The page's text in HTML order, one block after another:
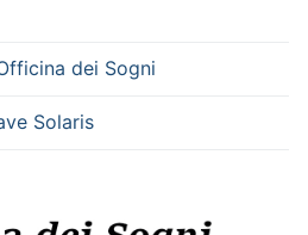
dei Sogni
Solaris